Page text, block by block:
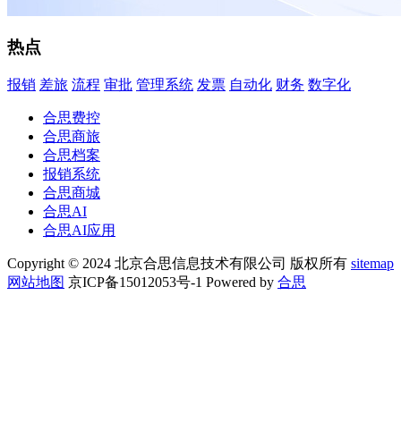
热点
报销 差旅 流程 审批 管理系统 发票 自动化 财务 数字化
合思费控
合思商旅
合思档案
报销系统
合思商城
合思AI
合思AI应用
Copyright © 2024 北京合思信息技术有限公司 版权所有 sitemap
网站地图 京ICP备15012053号-1 Powered by 合思